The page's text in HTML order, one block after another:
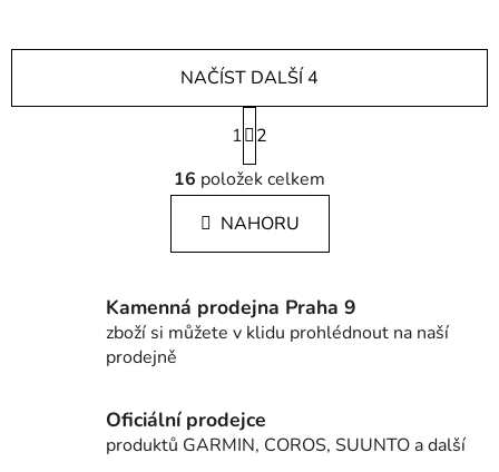
O
v
l
á
d
c
í
k
y
NAČÍST DALŠÍ 4
S
t
r
á
n
k
n
í
1
2
16 položek celkem
NAHORU
Kamenná prodejna Praha 9
zboží si můžete v klidu prohlédnout na naší
prodejně
Oficiální prodejce
produktů GARMIN, COROS, SUUNTO a další